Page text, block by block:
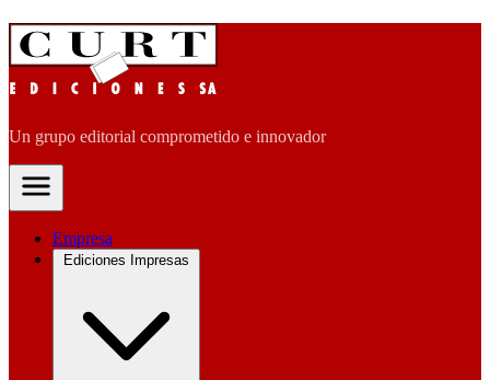
Un grupo editorial comprometido e innovador
Empresa
Ediciones Impresas